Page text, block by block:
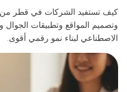
كيف تستفيد الشركات في قطر من
الاصطناعي لبناء نمو رقمي أقوى.